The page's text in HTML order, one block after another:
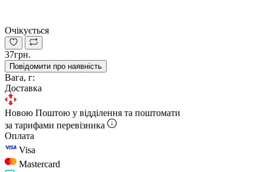
Очікується
37грн.
Повідомити про наявність
Вага, г:
Доставка
Новою Поштою у відділення та поштомати
за тарифами перевізника
Оплата
Visa
Mastercard